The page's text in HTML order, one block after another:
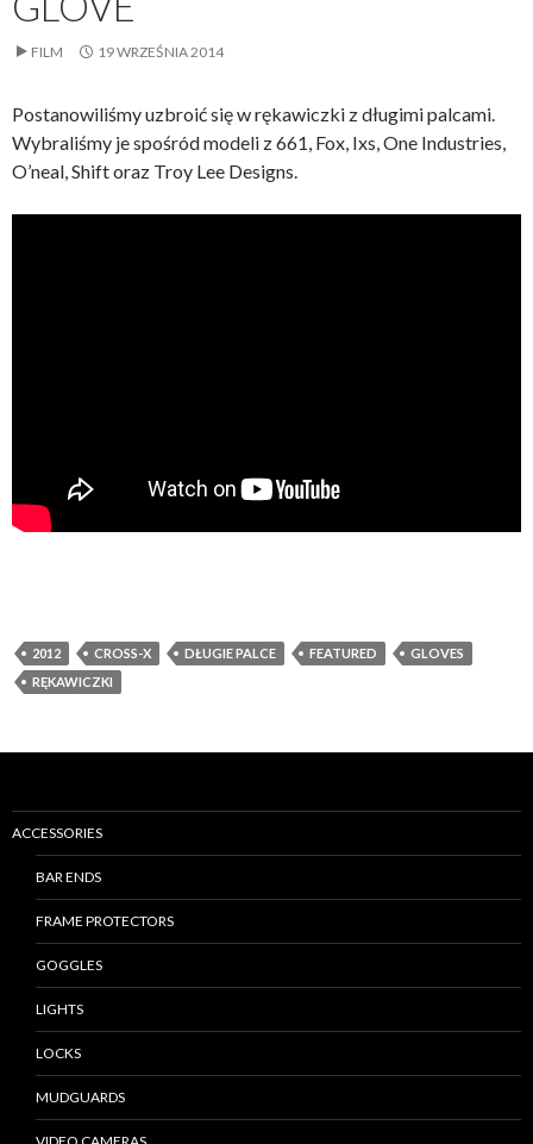
FILM 19 WRZEŚNIA 2014
Postanowiliśmy uzbroić się w rękawiczki z długimi palcami.
Wybraliśmy je spośród modeli z 661, Fox, Ixs, One Industries,
O’neal, Shift oraz Troy Lee Designs.
2012 CROSS-X DŁUGIE PALCE FEATURED
GLOVES
RĘKAWICZKI
ACCESSORIES
BAR ENDS
FRAME PROTECTORS
GOGGLES
LIGHTS
LOCKS
MUDGUARDS